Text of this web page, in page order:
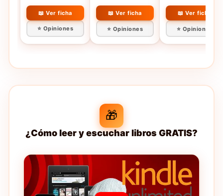
📖 Ver ficha
⭐ Opiniones
📖 Ver ficha
⭐ Opiniones
📖 Ver ficha
⭐ Opiniones
🎁
¿Cómo leer y escuchar libros GRATIS?